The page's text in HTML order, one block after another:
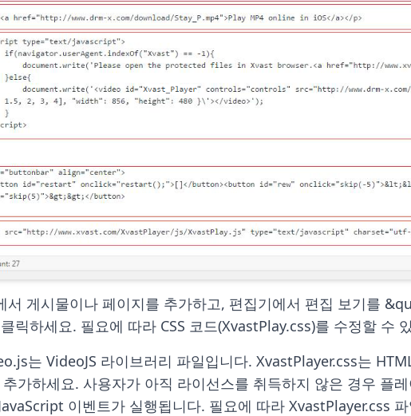
서 게시물이나 페이지를 추가하고, 편집기에서 편집 보기를
릭하세요. 필요에 따라 CSS 코드(XvastPlay.css)를 수정할 수
는 VideoJS 라이브러리 파일입니다. XvastPlayer.css는
이벤트가 실행됩니다. 필요에 따라 XvastPlayer.css